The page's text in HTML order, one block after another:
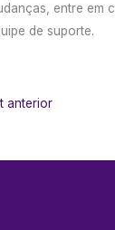
entre em
de suporte.
anterior